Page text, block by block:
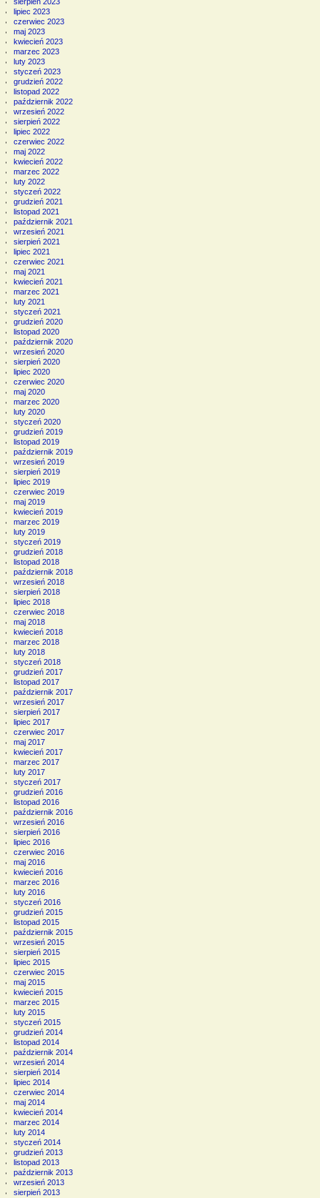
lipiec 2023
czerwiec 2023
maj 2023
kwiecień 2023
marzec 2023
luty 2023
styczeń 2023
grudzień 2022
listopad 2022
październik 2022
wrzesień 2022
sierpień 2022
lipiec 2022
czerwiec 2022
maj 2022
kwiecień 2022
marzec 2022
luty 2022
styczeń 2022
grudzień 2021
listopad 2021
październik 2021
wrzesień 2021
sierpień 2021
lipiec 2021
czerwiec 2021
maj 2021
kwiecień 2021
marzec 2021
luty 2021
styczeń 2021
grudzień 2020
listopad 2020
październik 2020
wrzesień 2020
sierpień 2020
lipiec 2020
czerwiec 2020
maj 2020
marzec 2020
luty 2020
styczeń 2020
grudzień 2019
listopad 2019
październik 2019
wrzesień 2019
sierpień 2019
lipiec 2019
czerwiec 2019
maj 2019
kwiecień 2019
marzec 2019
luty 2019
styczeń 2019
grudzień 2018
listopad 2018
październik 2018
wrzesień 2018
sierpień 2018
lipiec 2018
czerwiec 2018
maj 2018
kwiecień 2018
marzec 2018
luty 2018
styczeń 2018
grudzień 2017
listopad 2017
październik 2017
wrzesień 2017
sierpień 2017
lipiec 2017
czerwiec 2017
maj 2017
kwiecień 2017
marzec 2017
luty 2017
styczeń 2017
grudzień 2016
listopad 2016
październik 2016
wrzesień 2016
sierpień 2016
lipiec 2016
czerwiec 2016
maj 2016
kwiecień 2016
marzec 2016
luty 2016
styczeń 2016
grudzień 2015
listopad 2015
październik 2015
wrzesień 2015
sierpień 2015
lipiec 2015
czerwiec 2015
maj 2015
kwiecień 2015
marzec 2015
luty 2015
styczeń 2015
grudzień 2014
listopad 2014
październik 2014
wrzesień 2014
sierpień 2014
lipiec 2014
czerwiec 2014
maj 2014
kwiecień 2014
marzec 2014
luty 2014
styczeń 2014
grudzień 2013
listopad 2013
październik 2013
wrzesień 2013
sierpień 2013